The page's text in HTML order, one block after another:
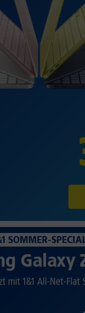
SOMMER-
Galaxy
mit 1&1 All-Net-Flat